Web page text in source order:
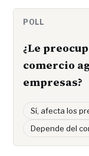
POLL
¿Le
comercio
empresas?
Sí, afecta los
Depende del